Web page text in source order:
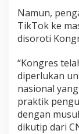
Namun,
TikTok ke
disoroti
“Kongres
diperlukan
nasional
praktik
dengan
dikutip dari